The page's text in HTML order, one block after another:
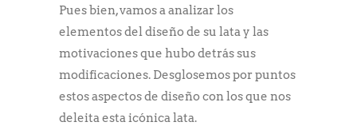
Pues bien, vamos a analizar los
elementos del diseño de su lata y las
motivaciones que hubo detrás sus
modificaciones. Desglosemos por puntos
estos aspectos de diseño con los que nos
deleita esta icónica lata.